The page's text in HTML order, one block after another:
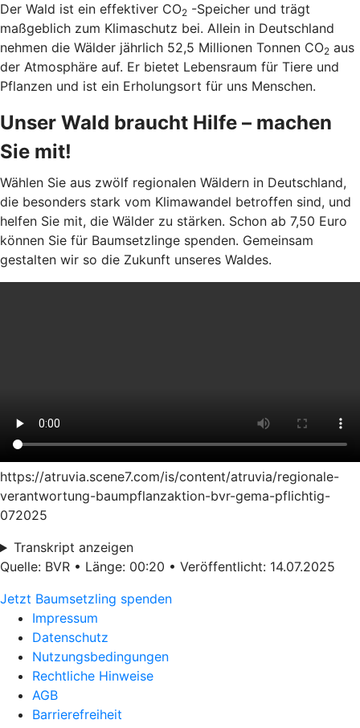
Der Wald ist ein effektiver CO2 -Speicher und trägt
maßgeblich zum Klimaschutz bei. Allein in Deutschland
nehmen die Wälder jährlich 52,5 Millionen Tonnen CO2 aus
der Atmosphäre auf. Er bietet Lebensraum für Tiere und
Pflanzen und ist ein Erholungsort für uns Menschen.
Unser Wald braucht Hilfe – machen
Sie mit!
Wählen Sie aus zwölf regionalen Wäldern in Deutschland,
die besonders stark vom Klimawandel betroffen sind, und
helfen Sie mit, die Wälder zu stärken. Schon ab 7,50 Euro
können Sie für Baumsetzlinge spenden. Gemeinsam
gestalten wir so die Zukunft unseres Waldes.
https://atruvia.scene7.com/is/content/atruvia/regionale-
verantwortung-baumpflanzaktion-bvr-gema-pflichtig-
072025
Transkript anzeigen
Quelle: BVR • Länge: 00:20 • Veröffentlicht: 14.07.2025
Jetzt Baumsetzling spenden
Impressum
Datenschutz
Nutzungsbedingungen
Rechtliche Hinweise
AGB
Barrierefreiheit